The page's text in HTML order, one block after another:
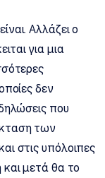
Αλλάζει ο
για μια
δεν
που
των
στις υπόλοιπες
μετά θα το